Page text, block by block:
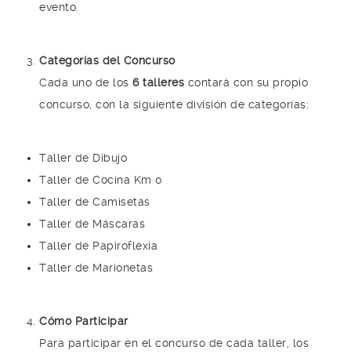
evento.
Categorías del Concurso
Cada uno de los 6 talleres contará con su propio
concurso, con la siguiente división de categorías:
Taller de Dibujo
Taller de Cocina Km 0
Taller de Camisetas
Taller de Máscaras
Taller de Papirofléxia
Taller de Marionetas
Cómo Participar
Para participar en el concurso de cada taller, los